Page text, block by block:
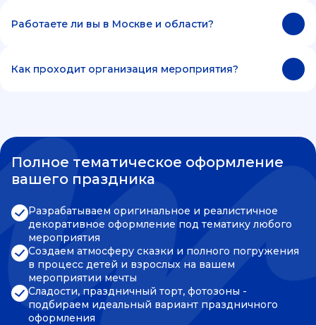
Работаете ли вы в Москве и области?
Как проходит организация мероприятия?
Полное тематическое оформление
вашего праздника
Разрабатываем оригинальное и реалистичное
декоративное оформление под тематику любого
мероприятия
Создаем атмосферу сказки и полного погружения
в процесс детей и взрослых на вашем
мероприятии мечты
Сладости, праздничный торт, фотозоны -
подбираем идеальный вариант праздничного
оформления